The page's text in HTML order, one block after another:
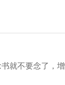
就不要念了，增